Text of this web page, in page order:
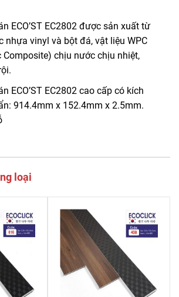
ECO’ST EC2802 được sản xuất từ
nhựa vinyl và bột đá, vật liệu WPC
Composite) chịu nước chịu nhiệt,
ECO’ST EC2802 cao cấp có kích
914.4mm x 152.4mm x 2.5mm.
loại